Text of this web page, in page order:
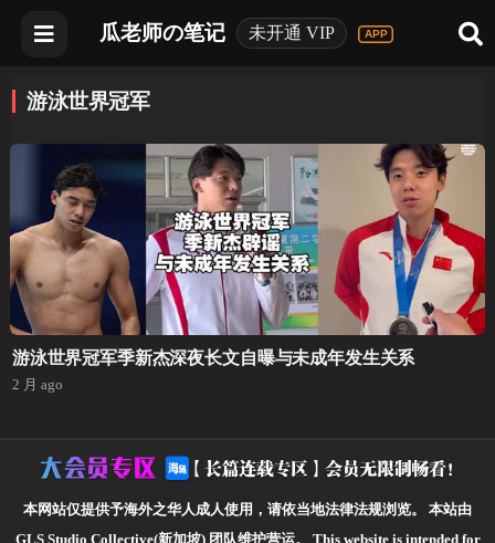
瓜老师の笔记 未开通 VIP
游泳世界冠军
游泳世界冠军季新杰深夜长文自曝与未成年发生关系
2 月 ago
本网站仅提供予海外之华人成人使用，请依当地法律法规浏览。
本站由
GLS Studio Collective(新加坡) 团队维护营运。
This website is intended for